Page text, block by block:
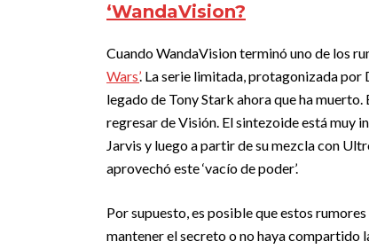
‘WandaVision?
Cuando WandaVision terminó uno de los
Wars’. La serie limitada, protagonizada por
legado de Tony Stark ahora que ha
regresar de Visión. El sintezoide está muy
Jarvis y luego a partir de su mezcla con
aprovechó este ‘vacío de poder’.
Por supuesto, es posible que estos
mantener el secreto o no haya compartido